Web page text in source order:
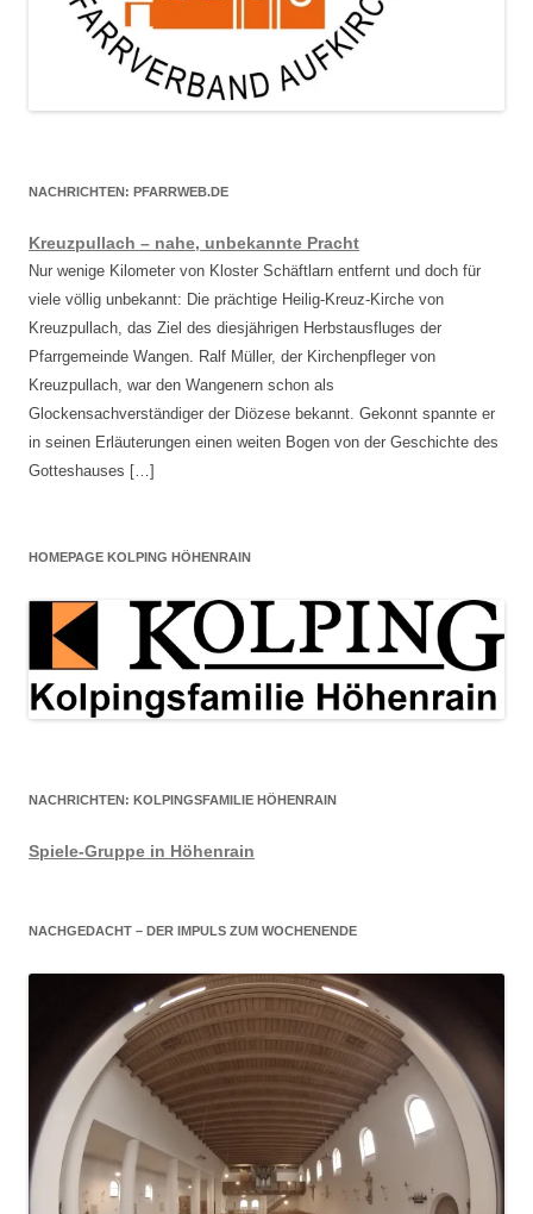
NACHRICHTEN: PFARRWEB.DE
Kreuzpullach – nahe, unbekannte Pracht
Nur wenige Kilometer von Kloster Schäftlarn entfernt und doch für
viele völlig unbekannt: Die prächtige Heilig-Kreuz-Kirche von
Kreuzpullach, das Ziel des diesjährigen Herbstausfluges der
Pfarrgemeinde Wangen. Ralf Müller, der Kirchenpfleger von
Kreuzpullach, war den Wangenern schon als
Glockensachverständiger der Diözese bekannt. Gekonnt spannte er
in seinen Erläuterungen einen weiten Bogen von der Geschichte des
Gotteshauses […]
HOMEPAGE KOLPING HÖHENRAIN
NACHRICHTEN: KOLPINGSFAMILIE HÖHENRAIN
Spiele-Gruppe in Höhenrain
NACHGEDACHT – DER IMPULS ZUM WOCHENENDE